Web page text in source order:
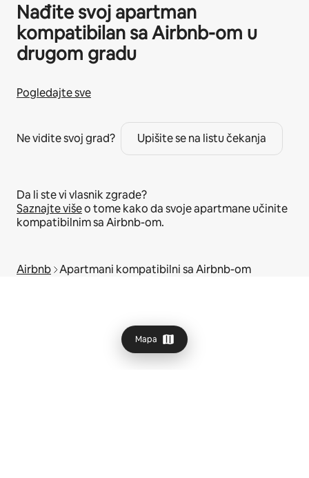
Mapa
Nađite svoj apartman
kompatibilan sa Airbnb-om u
drugom gradu
Pogledajte sve
Ne vidite svoj grad? Upišite se na listu čekanja
Da li ste vi vlasnik zgrade?
Saznajte višeo tome kako da svoje apartmane učinite
kompatibilnim sa Airbnb-om.
Airbnb Apartmani kompatibilni sa Airbnb-om